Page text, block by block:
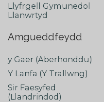
Llyfrgell Gymunedol
Llanwrtyd
Amgueddfeydd
y Gaer (Aberhonddu)
Y Lanfa (Y Trallwng)
Sir Faesyfed
(Llandrindod)